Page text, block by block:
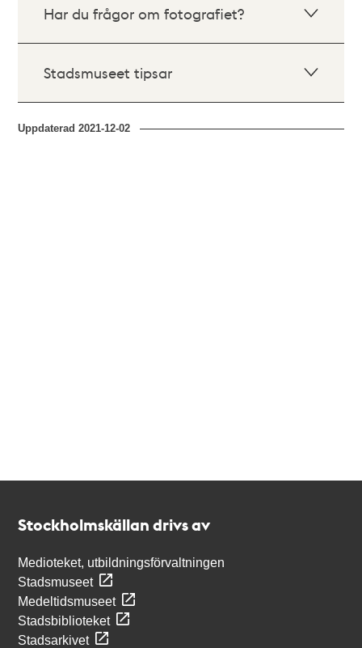
Har du frågor om fotografiet?
Stadsmuseet tipsar
Uppdaterad2021-12-02
Stockholmskällan drivs av
Medioteket, utbildningsförvaltningen
Stadsmuseet
Medeltidsmuseet
Stadsbiblioteket
Stadsarkivet